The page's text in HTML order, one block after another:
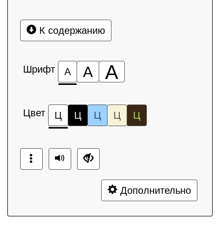
К содержанию
Шрифт А А А
Цвет Ц Ц Ц Ц Ц
Дополнительно